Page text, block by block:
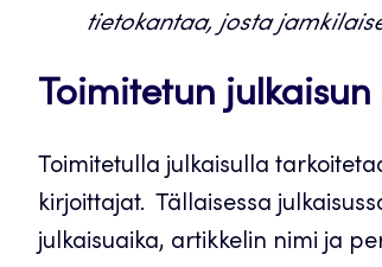
tietokantaa, josta
Toimitetun
Toimitetulla julkaisulla
kirjoittajat. Tällaisessa
julkaisuaika, artikkelin nimi ja